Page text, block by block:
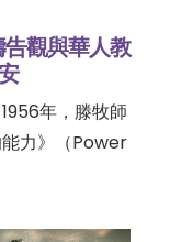
觀與華人教
年，滕牧師
力》（Power